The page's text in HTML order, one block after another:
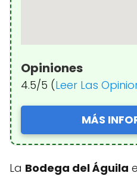
Opiniones
4.5/5 (Leer Las
MÁS
La Bodega del Águila